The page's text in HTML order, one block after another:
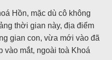
Hồn, mặc dù cô không
thời gian này, địa điểm
gian con, vừa mới vào đã
vào mắt, ngoài toà Khoá